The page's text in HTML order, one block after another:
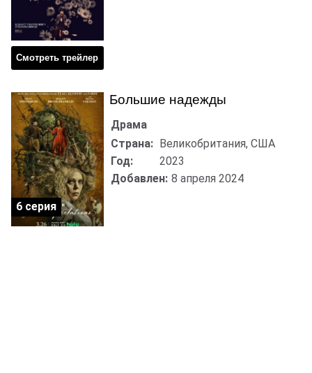
Смотреть трейлер
Большие надежды
Драма
Страна: Великобритания, США
Год:
2023
Добавлен: 8 апреля 2024
6 серия